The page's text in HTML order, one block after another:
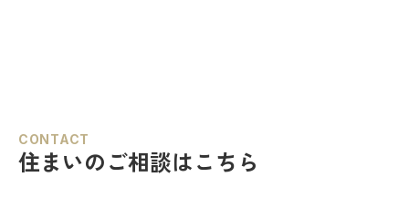
CONTACT
住まいのご相談はこちら